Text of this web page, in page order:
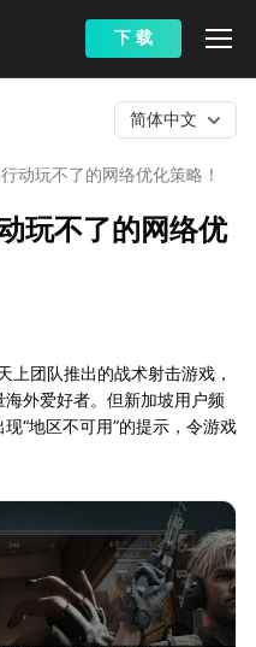
下 载
动玩不了的网络优化策略！
简体中文
玩不了的网络优
团队推出的战术射击游戏，
外爱好者。但新加坡用户频
“地区不可用”的提示，令游戏